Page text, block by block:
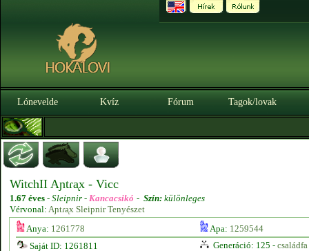
Lónevelde Kvíz Fórum Tagok/lovak
WitchII Aɲtɾᶏx - Vicc
1.67 éves - Sleipnir - Kancacsikó - Szín: különleges
Vérvonal: Aɲtɾᶏx Sleipnir Tenyészet
Anya: 1261778 Apa: 1259544
Saját ID: 1261811
Generáció: 125 - családfa